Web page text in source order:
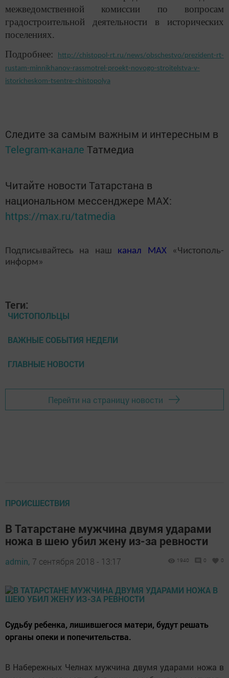
межведомственной комиссии по вопросам
градостроительной деятельности в исторических
поселениях.
Подробнее:
http://chistopol-rt.ru/news/obschestvo/prezident-rt-
rustam-minnikhanov-rassmotrel-proekt-novogo-stroitelstva-v-
istoricheskom-tsentre-chistopolya
Следите за самым важным и интересным в
Telegram-канале Татмедиа
Читайте новости Татарстана в
национальном мессенджере MАХ:
https://max.ru/tatmedia
Подписывайтесь на наш канал MAX«Чистополь-
информ»
Теги:
ЧИСТОПОЛЬЦЫ
ВАЖНЫЕ СОБЫТИЯ НЕДЕЛИ
ГЛАВНЫЕ НОВОСТИ
Перейти на страницу новости
ПРОИСШЕСТВИЯ
В Татарстане мужчина двумя ударами
ножа в шею убил жену из-за ревности
admin, 7 сентября 2018 - 13:17 1940 0 0
Судьбу ребенка, лишившегося матери, будут решать
органы опеки и попечительства.
В Набережных Челнах мужчина двумя ударами ножа в